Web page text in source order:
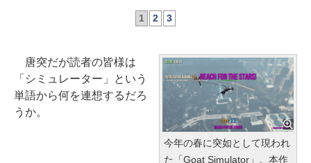
1 2 3
今年の春に突如として現われ
た「Goat Simulator」。本作
唐突だが読者の皆様は
「シミュレーター」という
単語から何を連想するだろ
うか。